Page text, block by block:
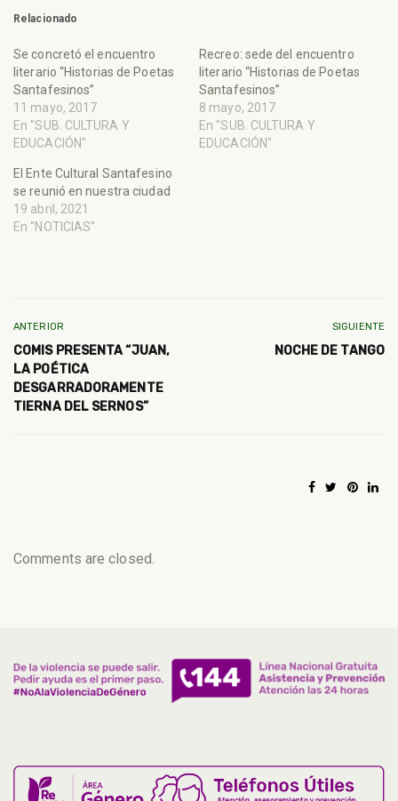
Relacionado
Se concretó el encuentro
literario “Historias de Poetas
Santafesinos”
11 mayo, 2017
En "SUB. CULTURA Y
EDUCACIÓN"
Recreo: sede del encuentro
literario “Historias de Poetas
Santafesinos”
8 mayo, 2017
En "SUB. CULTURA Y
EDUCACIÓN"
El Ente Cultural Santafesino
se reunió en nuestra ciudad
19 abril, 2021
En "NOTICIAS"
ANTERIOR
COMIS PRESENTA “JUAN,
LA POÉTICA
DESGARRADORAMENTE
TIERNA DEL SERNOS”
SIGUIENTE
NOCHE DE TANGO
Comments are closed.